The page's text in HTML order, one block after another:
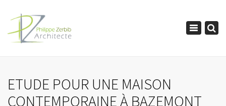
Toggle
ETUDE POUR UNE MAISON
CONTEMPORAINE À BAZEMONT